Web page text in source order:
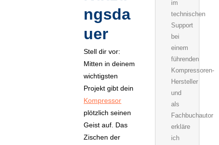
ngsda
uer
Stell dir vor:
Mitten in deinem
wichtigsten
Projekt gibt dein
Kompressor
plötzlich seinen
Geist auf. Das
Zischen der
im
technischen
Support
bei
einem
führenden
Kompressoren-
Hersteller
und
als
Fachbuchautor
erkläre
ich